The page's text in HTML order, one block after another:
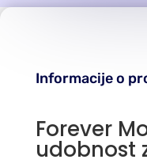
Informacije o
Forever
udobnost